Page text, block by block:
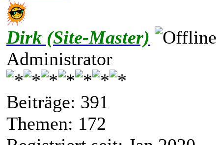
Dirk (Site-Master)
Administrator
Beiträge: 391
Themen: 172